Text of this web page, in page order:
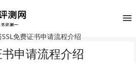
SSL免费证书申请流程介绍
申请流程介绍